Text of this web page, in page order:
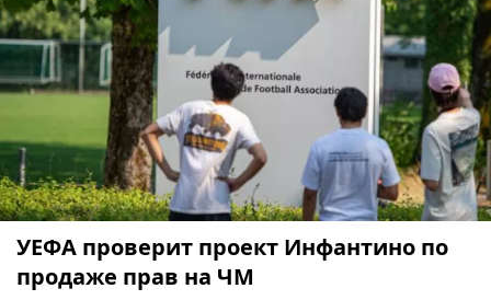
УЕФА проверит проект Инфантино по
продаже прав на ЧМ